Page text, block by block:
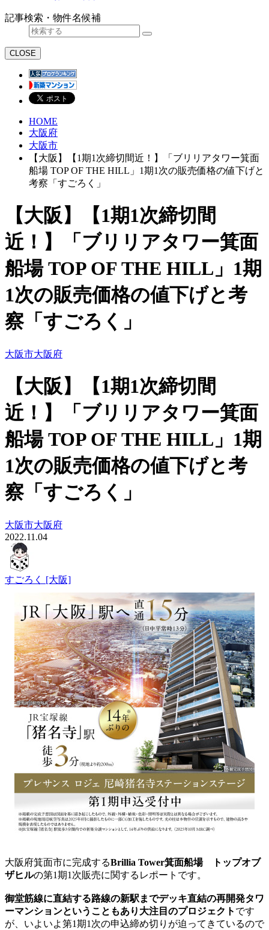
記事検索・物件名候補
CLOSE
HOME
大阪府
大阪市
【大阪】【1期1次締切間近！】「ブリリアタワー箕面
船場 TOP OF THE HILL」1期1次の販売価格の値下げと
考察「すごろく」
【大阪】【1期1次締切間
近！】「ブリリアタワー箕面
船場 TOP OF THE HILL」1期
1次の販売価格の値下げと考
察「すごろく」
大阪市大阪府
【大阪】【1期1次締切間
近！】「ブリリアタワー箕面
船場 TOP OF THE HILL」1期
1次の販売価格の値下げと考
察「すごろく」
大阪市大阪府
2022.11.04
すごろく [大阪]
大阪府箕面市に完成するBrillia Tower箕面船場 トップオブ
ザヒルの第1期1次販売に関するレポートです。
御堂筋線に直結する路線の新駅までデッキ直結の再開発タワ
ーマンションということもあり大注目のプロジェクト です
が、いよいよ第1期1次の申込締め切りが迫ってきているので